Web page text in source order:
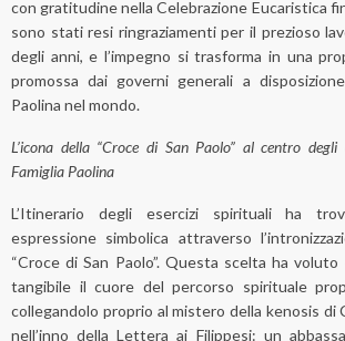
con gratitudine nella Celebrazione Eucaristica
sono stati resi ringraziamenti per il prezioso
degli anni, e l’impegno si trasforma in una
promossa dai governi generali a disposizione
Paolina nel mondo.
L’icona della “Croce di San Paolo” al centro
Famiglia Paolina
L’Itinerario degli esercizi spirituali ha
espressione simbolica attraverso
“Croce di San Paolo”. Questa scelta ha
tangibile il cuore del percorso spirituale
collegandolo proprio al mistero della kenosis di
nell’inno della Lettera ai Filippesi: un